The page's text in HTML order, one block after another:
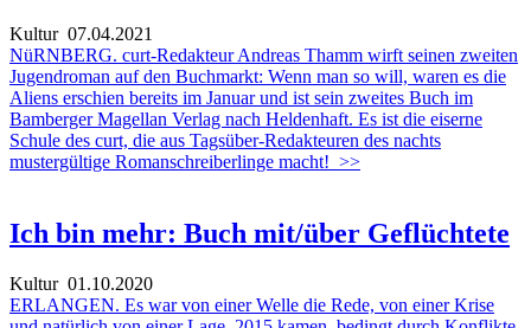
Kultur07.04.2021
NüRNBERG. curt-Redakteur Andreas Thamm wirft seinen zweiten
Jugendroman auf den Buchmarkt: Wenn man so will, waren es die
Aliens erschien bereits im Januar und ist sein zweites Buch im
Bamberger Magellan Verlag nach Heldenhaft. Es ist die eiserne
Schule des curt, die aus Tagsüber-Redakteuren des nachts
mustergültige Romanschreiberlinge macht! >>
Ich bin mehr: Buch mit/über Geflüchtete
Kultur01.10.2020
ERLANGEN. Es war von einer Welle die Rede, von einer Krise